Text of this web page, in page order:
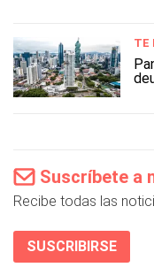
TE
Suscríbete a
Recibe todas las
SUSCRIBIRSE